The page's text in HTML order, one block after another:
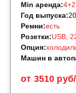
от 3510
Min аренда:4+2
Год выпуска:
Ремни:есть
Розетки:USB,
Опция:
Машин в